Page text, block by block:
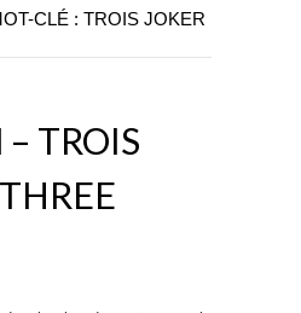
CLÉ : TROIS JOKER
TROIS